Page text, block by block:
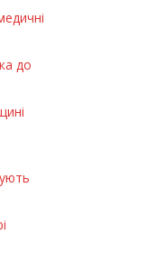
до